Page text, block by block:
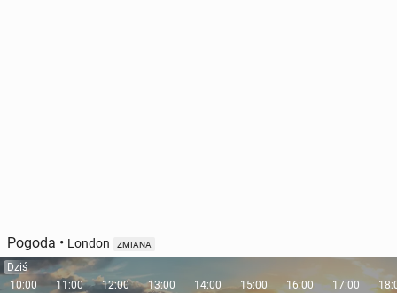
Pogoda • London ZMIANA
Dziś
10:00
11:00 12:00 13:00 14:00 15:00 16:00 17:00